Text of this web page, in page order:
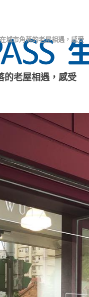
城市角落的老屋相遇，感受
的老屋相遇，感受